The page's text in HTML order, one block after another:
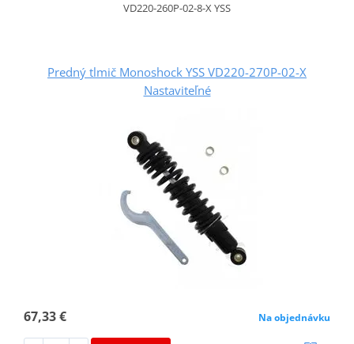
VD220-260P-02-8-X YSS
Predný tlmič Monoshock YSS VD220-270P-02-X
Nastaviteľné
67,33 € Na objednávku